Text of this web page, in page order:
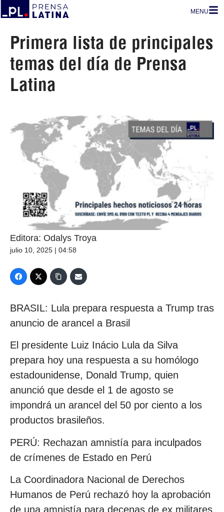
MENU
Primera lista de principales
temas del día de Prensa
Latina
Editora: Odalys Troya
julio 10, 2025 | 04:58
BRASIL: Lula prepara respuesta a Trump tras
anuncio de arancel a Brasil
El presidente Luiz Inácio Lula da Silva
prepara hoy una respuesta a su homólogo
estadounidense, Donald Trump, quien
anunció que desde el 1 de agosto se
impondrá un arancel del 50 por ciento a los
productos brasileños.
PERÚ: Rechazan amnistía para inculpados
de crímenes de Estado en Perú
La Coordinadora Nacional de Derechos
Humanos de Perú rechazó hoy la aprobación
de una amnistía para decenas de ex militares